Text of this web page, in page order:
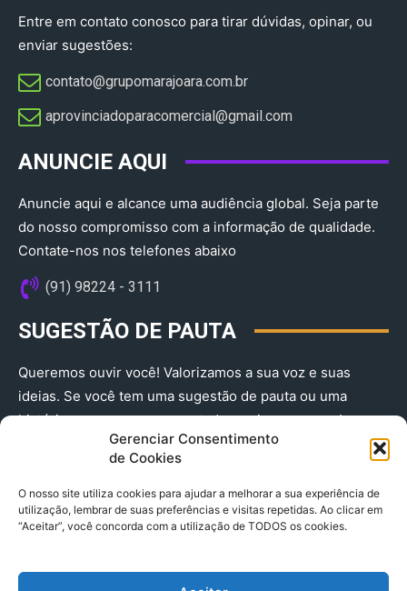
Gerenciar Consentimento
de Cookies
O nosso site utiliza cookies para ajudar a melhorar a sua experiência de
utilização, lembrar de suas preferências e visitas repetidas. Ao clicar em
“Aceitar”, você concorda com a utilização de TODOS os cookies.
Entre em contato conosco para tirar dúvidas, opinar, ou
enviar sugestões:
contato@grupomarajoara.com.br
aprovinciadoparacomercial@gmail.com​
ANUNCIE AQUI
Anuncie aqui e alcance uma audiência global. Seja parte
do nosso compromisso com a informação de qualidade.
Contate-nos nos telefones abaixo
(91) 98224 - 3111
SUGESTÃO DE PAUTA
Queremos ouvir você! Valorizamos a sua voz e suas
ideias. Se você tem uma sugestão de pauta ou uma
história que merece ser contada, envie-nos agora!
(91) 98224 - 3111